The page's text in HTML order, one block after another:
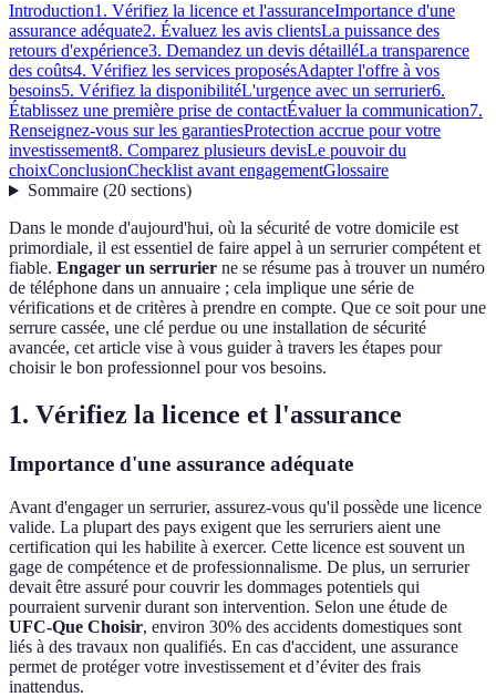
Introduction1. Vérifiez la licence et l'assuranceImportance d'une
assurance adéquate2. Évaluez les avis clientsLa puissance des
retours d'expérience3. Demandez un devis détailléLa transparence
des coûts4. Vérifiez les services proposésAdapter l'offre à vos
besoins5. Vérifiez la disponibilitéL'urgence avec un serrurier6.
Établissez une première prise de contactÉvaluer la communication7.
Renseignez-vous sur les garantiesProtection accrue pour votre
investissement8. Comparez plusieurs devisLe pouvoir du
choixConclusionChecklist avant engagementGlossaire
Sommaire(20 sections)
Dans le monde d'aujourd'hui, où la sécurité de votre domicile est
primordiale, il est essentiel de faire appel à un serrurier compétent et
fiable. Engager un serrurier ne se résume pas à trouver un numéro
de téléphone dans un annuaire ; cela implique une série de
vérifications et de critères à prendre en compte. Que ce soit pour une
serrure cassée, une clé perdue ou une installation de sécurité
avancée, cet article vise à vous guider à travers les étapes pour
choisir le bon professionnel pour vos besoins.
1. Vérifiez la licence et l'assurance
Importance d'une assurance adéquate
Avant d'engager un serrurier, assurez-vous qu'il possède une licence
valide. La plupart des pays exigent que les serruriers aient une
certification qui les habilite à exercer. Cette licence est souvent un
gage de compétence et de professionnalisme. De plus, un serrurier
devait être assuré pour couvrir les dommages potentiels qui
pourraient survenir durant son intervention. Selon une étude de
UFC-Que Choisir, environ 30% des accidents domestiques sont
liés à des travaux non qualifiés. En cas d'accident, une assurance
permet de protéger votre investissement et d’éviter des frais
inattendus.